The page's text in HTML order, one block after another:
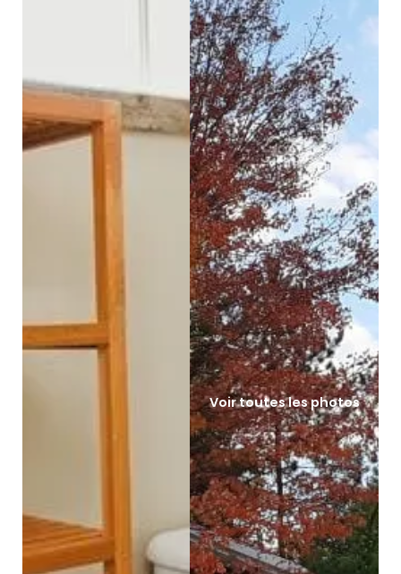
Voir toutes les photos